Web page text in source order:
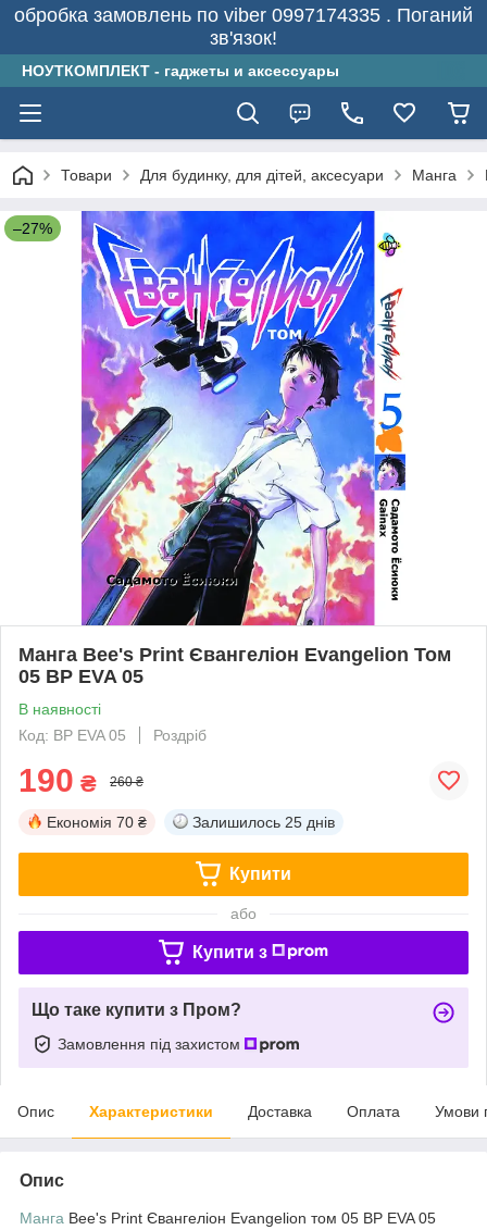
обробка замовлень по viber 0997174335 . Поганий
зв'язок!
НОУТКОМПЛЕКТ - гаджеты и аксессуары
Товари Для будинку, для дітей, аксесуари Манга
–27%
Манга Bee's Print Євангеліон Evangelion Том
05 ВР EVA 05
В наявності
Код: BP EVA 05
Роздріб
190 ₴ 260 ₴
Економія 70 ₴ Залишилось 25 днів
Купити
або
Купити з
Що таке купити з Пром?
Замовлення під захистом
Опис Характеристики Доставка Оплата Умови
Опис
Манга Bee's Print Євангеліон Evangelion том 05 BP EVA 05